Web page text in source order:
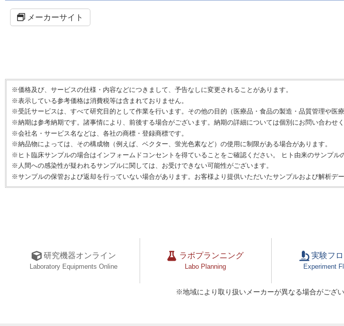
メーカーサイト
※価格及び、サービスの仕様・内容などにつきまして、予告なしに変更されることがあります。
※表示している参考価格は消費税等は含まれておりません。
※受託サービスは、すべて研究目的として作業を行います。その他の目的（医療品・食品の製造・品質管理や医
※納期は参考納期です。諸事情により、前後する場合がございます。納期の詳細については個別にお問い合わせく
※会社名・サービス名などは、各社の商標・登録商標です。
※納品物によっては、その構成物（例えば、ベクター、蛍光色素など）の使用に制限がある場合があります。
※ヒト臨床サンプルの場合はインフォームドコンセントを得ていることをご確認ください。 ヒト由来のサンプル
※人間への感染性が疑われるサンプルに関しては、お受けできない可能性がございます。
※サンプルの保管および返却を行っていない場合があります。お客様より提供いただいたサンプルおよび解析デ
研究機器オンライン
Laboratory Equipments Online
ラボプランニング
Labo Planning
実験フ
Experiment
※地域により取り扱いメーカーが異なる場合がござ